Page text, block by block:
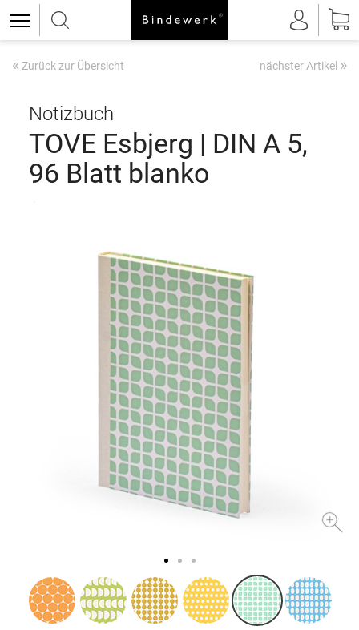
« Zurück zur Übersicht nächster Artikel »
Notizbuch
TOVE Esbjerg | DIN A 5,
96 Blatt blanko